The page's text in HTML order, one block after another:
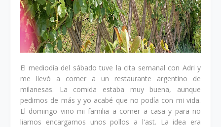
El mediodía del sábado tuve la cita semanal con Adri y
me llevó a comer a un restaurante argentino de
milanesas. La comida estaba muy buena, aunque
pedimos de más y yo acabé que no podía con mi vida.
El domingo vino mi familia a comer a casa y para no
liarnos encargamos unos pollos a l'ast. La idea era